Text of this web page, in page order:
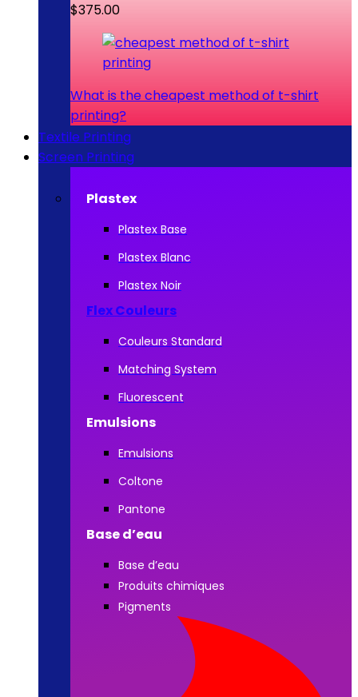
$375.00
What is the cheapest method of t-shirt
printing?
Textile Printing
Screen Printing
Plastex
Plastex Base
Plastex Blanc
Plastex Noir
Flex Couleurs
Couleurs Standard
Matching System
Fluorescent
Emulsions
Emulsions
Coltone
Pantone
Base d’eau
Base d’eau
Produits chimiques
Pigments